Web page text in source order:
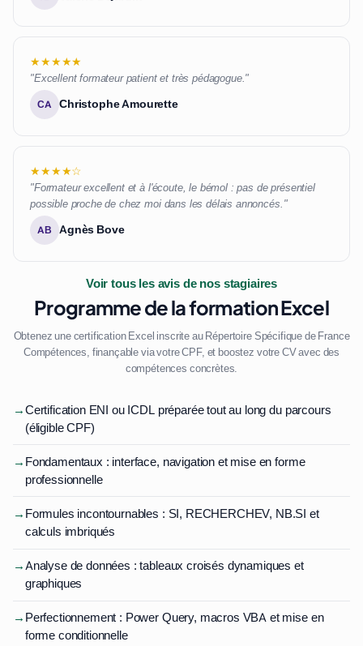
★★★★★
"Excellent formateur patient et très pédagogue."
CA Christophe Amourette
★★★★☆
"Formateur excellent et à l'écoute, le bémol : pas de présentiel
possible proche de chez moi dans les délais annoncés."
AB Agnès Bove
Voir tous les avis de nos stagiaires
Programme de la formation Excel
Obtenez une certification Excel inscrite au Répertoire Spécifique de France
Compétences, finançable via votre CPF, et boostez votre CV avec des
compétences concrètes.
→Certification ENI ou ICDL préparée tout au long du parcours
(éligible CPF)
→ Fondamentaux : interface, navigation et mise en forme
professionnelle
→ Formules incontournables : SI, RECHERCHEV, NB.SI et
calculs imbriqués
→Analyse de données : tableaux croisés dynamiques et
graphiques
→ Perfectionnement : Power Query, macros VBA et mise en
forme conditionnelle